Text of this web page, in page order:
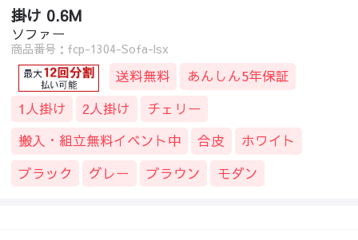
掛け 0.6M
ソファー
商品番号：fcp-1304-Sofa-lsx
送料無料
あんしん5年保証
1人掛け
2人掛け
チェリー
搬入・組立無料イベント中
合皮
ホワイト
ブラック
グレー ブラウン モダン